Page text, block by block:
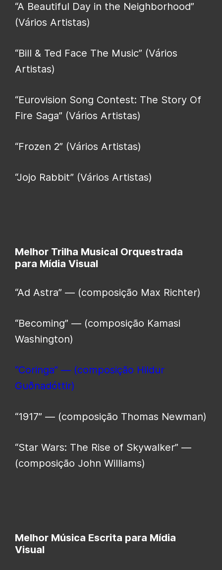
“A Beautiful Day in the Neighborhood”
(Vários Artistas)
“Bill & Ted Face The Music” (Vários
Artistas)
“Eurovision Song Contest: The Story Of
Fire Saga” (Vários Artistas)
“Frozen 2” (Vários Artistas)
“Jojo Rabbit” (Vários Artistas)
Melhor Trilha Musical Orquestrada
para Mídia Visual
“Ad Astra” — (composição Max Richter)
“Becoming” — (composição Kamasi
Washington)
“Coringa” — (composição Hildur
Guðnadóttir)
“1917” — (composição Thomas Newman)
“Star Wars: The Rise of Skywalker” —
(composição John Williams)
Melhor Música Escrita para Mídia
Visual